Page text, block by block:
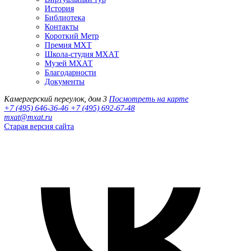
История
Библиотека
Контакты
Короткий Метр
Премия МХТ
Школа-студия МХАТ
Музей МХАТ
Благодарности
Документы
Камергерский переулок, дом 3 Посмотреть на карте
+7 (495) 646-36-46 +7 (495) 692-67-48‬
mxat@mxat.ru
Старая версия сайта